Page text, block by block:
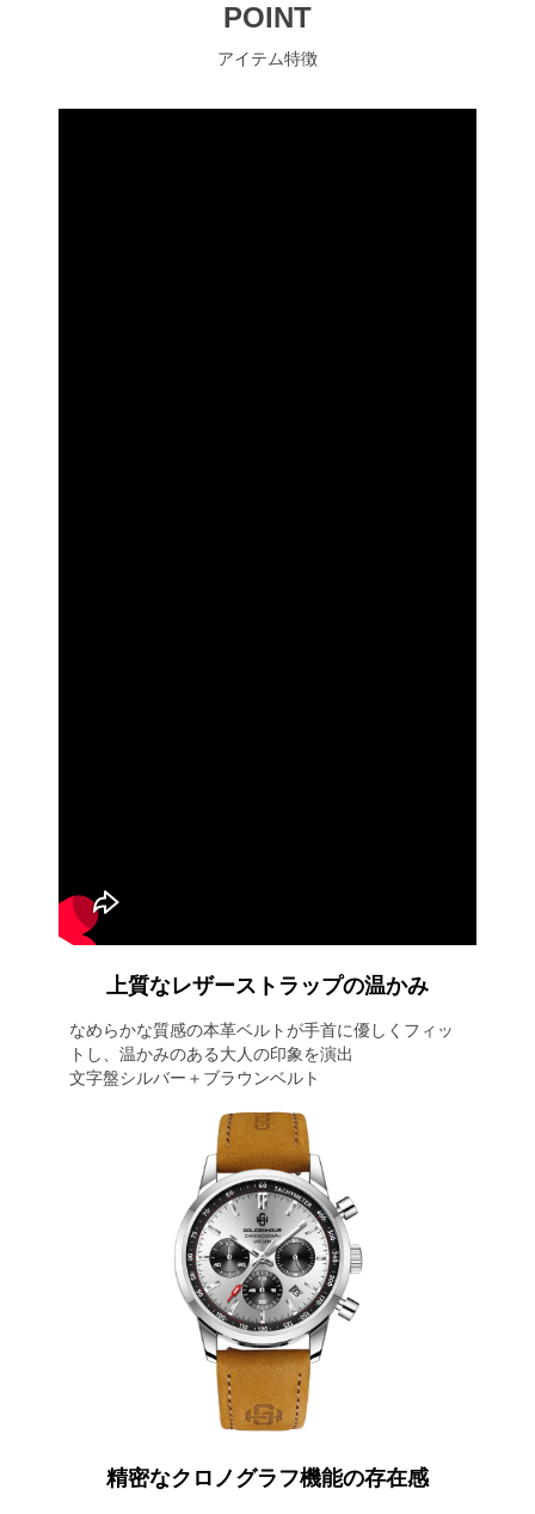
POINT
アイテム特徴
上質なレザーストラップの温かみ
なめらかな質感の本革ベルトが手首に優しくフィッ
トし、温かみのある大人の印象を演出
文字盤シルバー＋ブラウンベルト
精密なクロノグラフ機能の存在感